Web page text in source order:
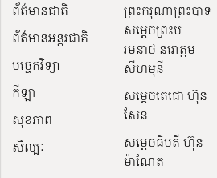
ព័ត៌មានជាតិ
ព័ត៌មានអន្តរជាតិ
បច្ចេកវិទ្យា
កីឡា
សុខភាព
សិល្បៈ
ព្រះករុណាព្រះបាទ
សម្តេចព្រះប
រមនាថ នរោត្តម
សីហមុនី
សម្តេចតេជោ ហ៊ុន
សែន
សម្ដេចធិបតី ហ៊ុន
ម៉ាណែត